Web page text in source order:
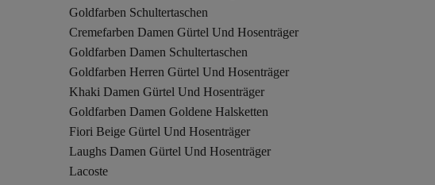
Goldfarben Schultertaschen
Cremefarben Damen Gürtel Und Hosenträger
Goldfarben Damen Schultertaschen
Goldfarben Herren Gürtel Und Hosenträger
Khaki Damen Gürtel Und Hosenträger
Goldfarben Damen Goldene Halsketten
Fiori Beige Gürtel Und Hosenträger
Laughs Damen Gürtel Und Hosenträger
Lacoste